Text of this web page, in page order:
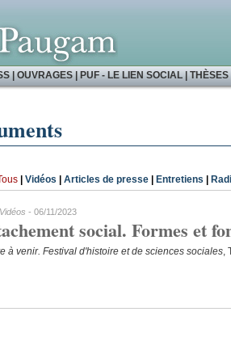
|OUVRAGES|PUF - LE LIEN SOCIAL|THÈSES
Vidéos Articles de presse Entretiens
Vidéos - 06/11/2023
social. Formes et
à venir. Festival d'histoire et de sciences sociales,